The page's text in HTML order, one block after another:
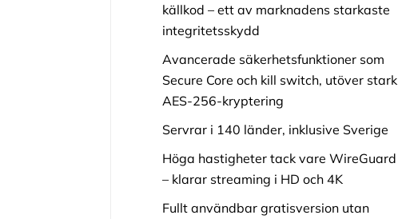
källkod – ett av marknadens starkaste
integritetsskydd
Avancerade säkerhetsfunktioner som
Secure Core och kill switch, utöver stark
AES-256-kryptering
Servrar i 140 länder, inklusive Sverige
Höga hastigheter tack vare WireGuard
– klarar streaming i HD och 4K
Fullt användbar gratisversion utan